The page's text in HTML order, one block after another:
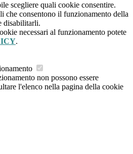
scegliere quali cookie consentire.
che consentono il funzionamento della
disabilitarli.
necessari al funzionamento potete
.
non possono essere
l'elenco nella pagina della cookie